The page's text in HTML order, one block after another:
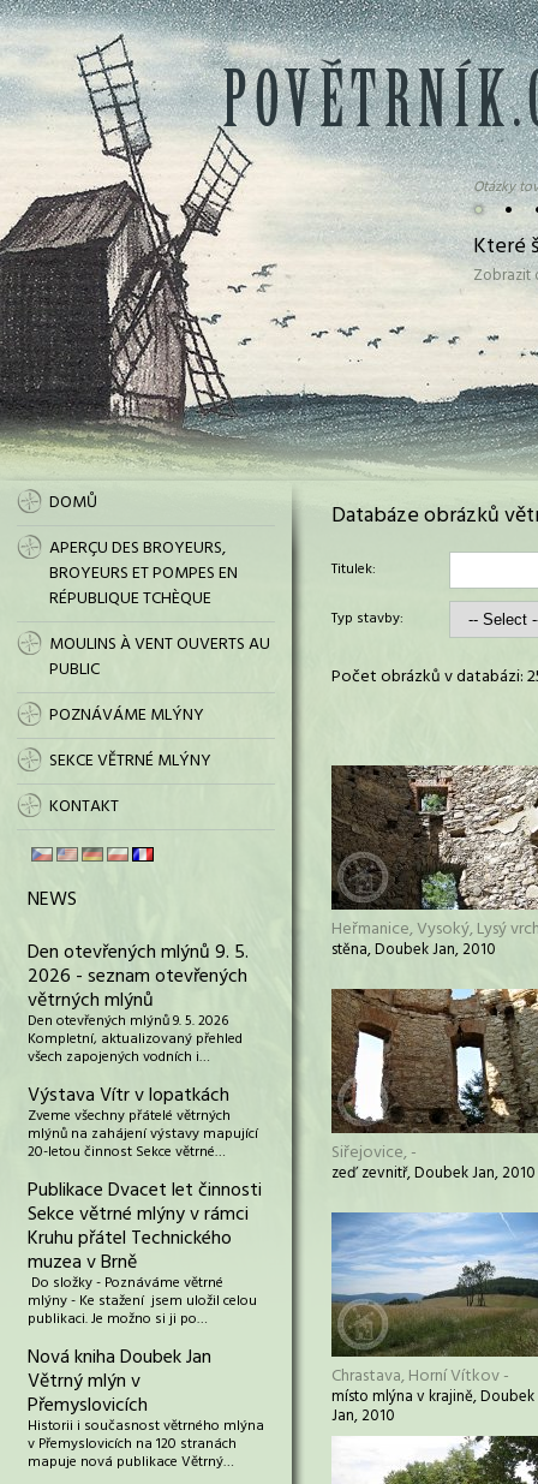
• •
Otázky
Které
DOMŮ
APERÇU DES BROYEURS,
BROYEURS ET POMPES EN
RÉPUBLIQUE TCHÈQUE
MOULINS À VENT OUVERTS AU
PUBLIC
POZNÁVÁME MLÝNY
SEKCE VĚTRNÉ MLÝNY
KONTAKT
NEWS
Den otevřených mlýnů 9. 5.
2026 - seznam otevřených
větrných mlýnů
Den otevřených mlýnů 9. 5. 2026
Kompletní, aktualizovaný přehled
všech zapojených vodních i…
Výstava Vítr v lopatkách
Zveme všechny přátelé větrných
mlýnů na zahájení výstavy mapující
20-letou činnost Sekce větrné…
Publikace Dvacet let činnosti
Sekce větrné mlýny v rámci
Kruhu přátel Technického
muzea v Brně
Do složky - Poznáváme větrné
mlýny - Ke stažení jsem uložil celou
publikaci. Je možno si ji po…
Nová kniha Doubek Jan
Větrný mlýn v
Přemyslovicích
Historii i současnost větrného mlýna
v Přemyslovicích na 120 stranách
mapuje nová publikace Větrný…
Databáze obrázků
Titulek:
Typ stavby:
Počet obrázků v databázi:
Heřmanice, Vysoký, Lysý
stěna, Doubek Jan, 2010
Siřejovice, -
zeď zevnitř, Doubek Jan, 2010
Chrastava, Horní Vítkov -
místo mlýna v krajině, Doubek
Jan, 2010